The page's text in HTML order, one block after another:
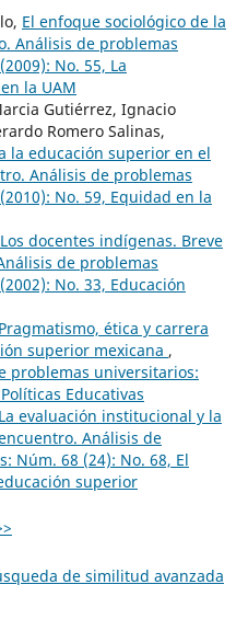
El enfoque sociológico de la
Análisis de problemas
No. 55, La
la UAM
Gutiérrez, Ignacio
Romero Salinas,
la educación superior en el
Análisis de problemas
No. 59, Equidad en la
Los docentes indígenas. Breve
de problemas
No. 33, Educación
Pragmatismo, ética y carrera
superior mexicana ,
problemas universitarios:
Educativas
La evaluación institucional y la
Análisis de
Núm. 68 (24): No. 68, El
superior
de similitud avanzada